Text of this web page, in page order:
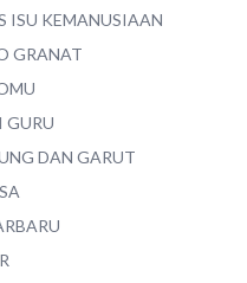
ISU KEMANUSIAAN
GRANAT
GURU
DAN GARUT